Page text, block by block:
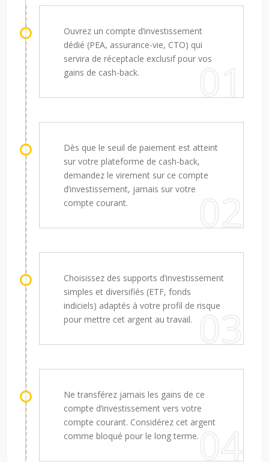
Ouvrez un compte d’investissement
dédié (PEA, assurance-vie, CTO) qui
servira de réceptacle exclusif pour vos
gains de cash-back.
Dès que le seuil de paiement est atteint
sur votre plateforme de cash-back,
demandez le virement sur ce compte
d’investissement, jamais sur votre
compte courant.
Choisissez des supports d’investissement
simples et diversifiés (ETF, fonds
indiciels) adaptés à votre profil de risque
pour mettre cet argent au travail.
Ne transférez jamais les gains de ce
compte d’investissement vers votre
compte courant. Considérez cet argent
comme bloqué pour le long terme.